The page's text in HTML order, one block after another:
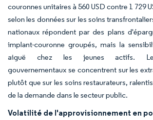
couronnes unitaires à 560 USD contre 1 729
selon les données sur les soins
nationaux répondent par des plans
implant-couronne groupés, mais la
aiguë chez les jeunes actifs.
gouvernementaux se concentrent sur les
plutôt que sur les soins restaurateurs,
de la demande dans le secteur public.
Volatilité de l'approvisionnement en